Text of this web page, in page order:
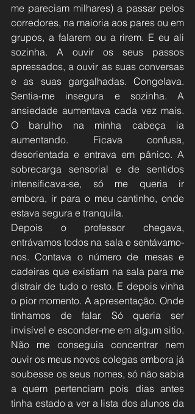
me pareciam milhares) a passar pelos
corredores, na maioria aos pares ou em
grupos, a falarem ou a rirem. E eu ali
sozinha. A ouvir os seus passos
apressados, a ouvir as suas conversas
e as suas gargalhadas. Congelava.
Sentia-me insegura e sozinha. A
ansiedade aumentava cada vez mais.
O barulho na minha cabeça ia
aumentando. Ficava confusa,
desorientada e entrava em pânico. A
sobrecarga sensorial e de sentidos
intensificava-se, só me queria ir
embora, ir para o meu cantinho, onde
estava segura e tranquila.
Depois o professor chegava,
entrávamos todos na sala e sentávamo-
nos. Contava o número de mesas e
cadeiras que existiam na sala para me
distrair de tudo o resto. E depois vinha
o pior momento. A apresentação. Onde
tínhamos de falar. Só queria ser
invisível e esconder-me em algum sitio.
Não me conseguia concentrar nem
ouvir os meus novos colegas embora já
soubesse os seus nomes, só não sabia
a quem pertenciam pois dias antes
tinha estado a ver a lista dos alunos da